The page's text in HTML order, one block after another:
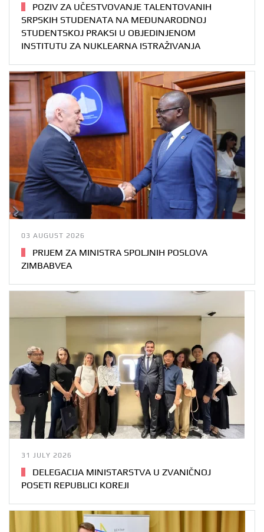
POZIV ZA UČESTVOVANJE TALENTOVANIH
SRPSKIH STUDENATA NA MEĐUNARODNOJ
STUDENTSKOJ PRAKSI U OBJEDINJENOM
INSTITUTU ZA NUKLEARNA ISTRAŽIVANJA
03 AUGUST 2026
PRIJEM ZA MINISTRA SPOLJNIH POSLOVA
ZIMBABVEA
31 JULY 2026
DELEGACIJA MINISTARSTVA U ZVANIČNOJ
POSETI REPUBLICI KOREJI